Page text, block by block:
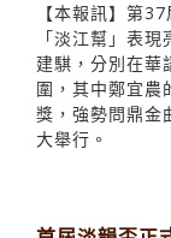
【本報訊】第
「淡江幫」表
建騏，分別在華
圍，其中鄭宜農
獎，強勢問鼎金
大舉行。